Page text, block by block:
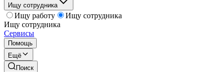
Ищу сотрудника
Ищу работу
Ищу сотрудника
Ищу сотрудника
Сервисы
Помощь
Ещё
Поиск